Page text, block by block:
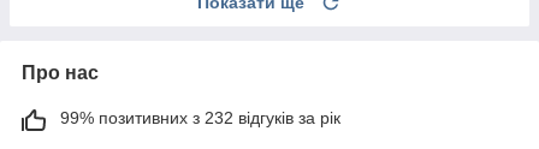
Про нас
99% позитивних з 232 відгуків за рік